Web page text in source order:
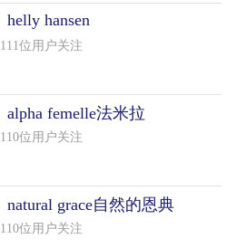
helly hansen
111位用户关注
alpha femelle法米拉
110位用户关注
natural grace自然的恩典
110位用户关注